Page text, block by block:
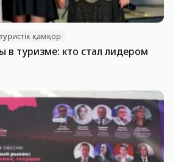
қамқор
в туризме: кто стал лидером